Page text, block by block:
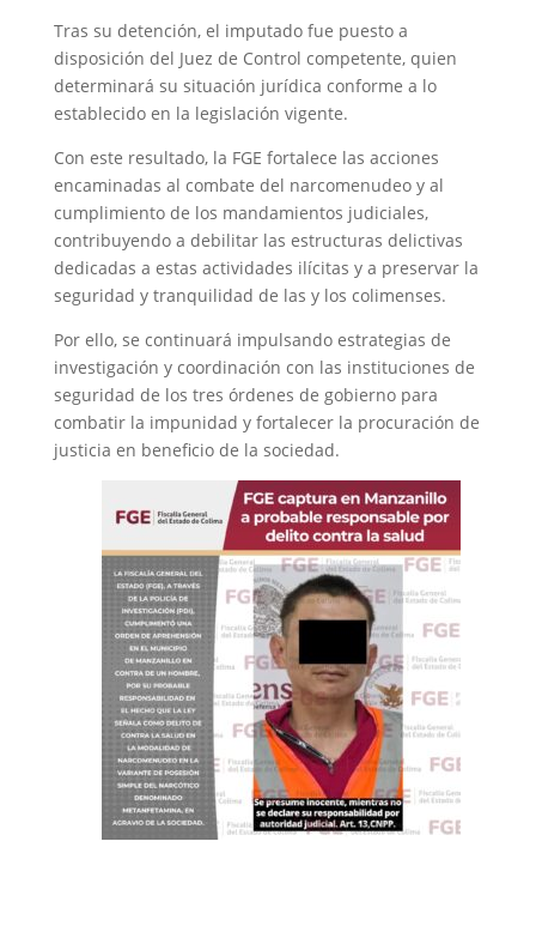
Tras su detención, el imputado fue puesto a
disposición del Juez de Control competente, quien
determinará su situación jurídica conforme a lo
establecido en la legislación vigente.
Con este resultado, la FGE fortalece las acciones
encaminadas al combate del narcomenudeo y al
cumplimiento de los mandamientos judiciales,
contribuyendo a debilitar las estructuras delictivas
dedicadas a estas actividades ilícitas y a preservar la
seguridad y tranquilidad de las y los colimenses.
Por ello, se continuará impulsando estrategias de
investigación y coordinación con las instituciones de
seguridad de los tres órdenes de gobierno para
combatir la impunidad y fortalecer la procuración de
justicia en beneficio de la sociedad.